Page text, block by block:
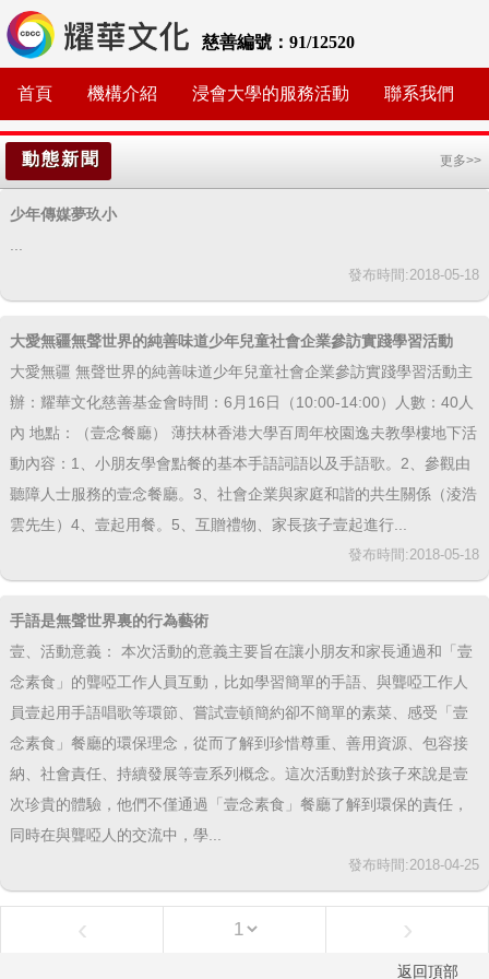
慈善編號：91/12520
首頁 機構介紹 浸會大學的服務活動 聯系我們
動態新聞 更多>>
少年傳媒夢玖小
發布時間:2018-05-18
大愛無疆無聲世界的純善味道少年兒童社會企業參訪實踐學習活動
大愛無疆 無聲世界的純善味道少年兒童社會企業參訪實踐學習活動主
辦：耀華文化慈善基金會時間：6月16日（10:00-14:00）人數：40人
內 地點：（壹念餐廳） 薄扶林香港大學百周年校園逸夫教學樓地下活
動內容：1、小朋友學會點餐的基本手語詞語以及手語歌。2、參觀由
聽障人士服務的壹念餐廳。3、社會企業與家庭和諧的共生關係（淩浩
雲先生）4、壹起用餐。5、互贈禮物、家長孩子壹起進行...
發布時間:2018-05-18
​手語是無聲世界裏的行為藝術
壹、活動意義： 本次活動的意義主要旨在讓小朋友和家長通過和「壹
念素食」的聾啞工作人員互動，比如學習簡單的手語、與聾啞工作人
員壹起用手語唱歌等環節、嘗試壹頓簡約卻不簡單的素菜、感受「壹
念素食」餐廳的環保理念，從而了解到珍惜尊重、善用資源、包容接
納、社會責任、持續發展等壹系列概念。這次活動對於孩子來說是壹
次珍貴的體驗，他們不僅通過「壹念素食」餐廳了解到環保的責任，
同時在與聾啞人的交流中，學...
發布時間:2018-04-25
‹ ›
返回頂部